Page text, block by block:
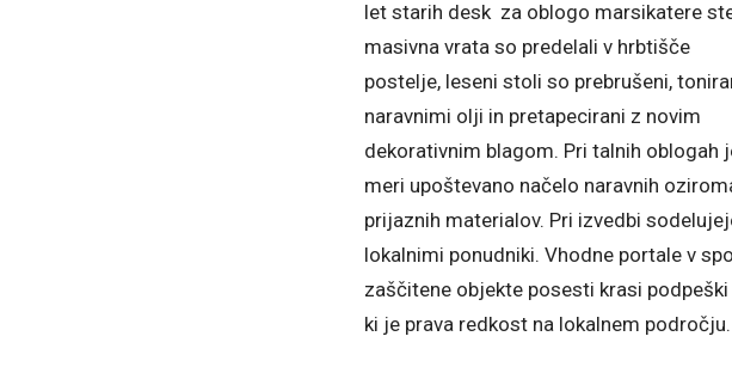
let starih desk za oblogo marsikatere
masivna vrata so predelali v hrbtišče
postelje, leseni stoli so prebrušeni,
naravnimi olji in pretapecirani z novim
dekorativnim blagom. Pri talnih oblogah
meri upoštevano načelo naravnih
prijaznih materialov. Pri izvedbi
lokalnimi ponudniki. Vhodne portale v
zaščitene objekte posesti krasi podpeški
ki je prava redkost na lokalnem področju.